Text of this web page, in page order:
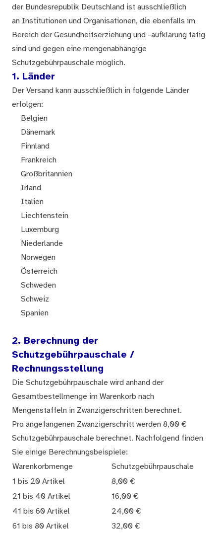
der Bundesrepublik Deutschland ist ausschließlich
an Institutionen und Organisationen, die ebenfalls im
Bereich der Gesundheitserziehung und -aufklärung tätig
sind und gegen eine mengenabhängige
Schutzgebührpauschale möglich.
1. Länder
Der Versand kann ausschließlich in folgende Länder
erfolgen:
Belgien
Dänemark
Finnland
Frankreich
Großbritannien
Irland
Italien
Liechtenstein
Luxemburg
Niederlande
Norwegen
Österreich
Schweden
Schweiz
Spanien
2. Berechnung der
Schutzgebührpauschale /
Rechnungsstellung
Die Schutzgebührpauschale wird anhand der
Gesamtbestellmenge im Warenkorb nach
Mengenstaffeln in Zwanzigerschritten berechnet.
Pro angefangenen Zwanzigerschritt werden 8,00 €
Schutzgebührpauschale berechnet. Nachfolgend finden
Sie einige Berechnungsbeispiele:
Warenkorbmenge
Schutzgebührpauschale
1 bis 20 Artikel
8,00 €
21 bis 40 Artikel
16,00 €
41 bis 60 Artikel
24,00 €
61 bis 80 Artikel
32,00 €